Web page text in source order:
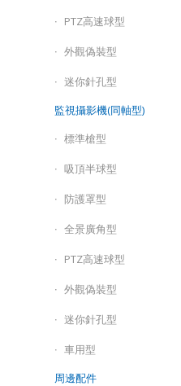
PTZ高速球型
外觀偽裝型
迷你針孔型
監視攝影機(同軸型)
標準槍型
吸頂半球型
防護罩型
全景廣角型
PTZ高速球型
外觀偽裝型
迷你針孔型
車用型
周邊配件